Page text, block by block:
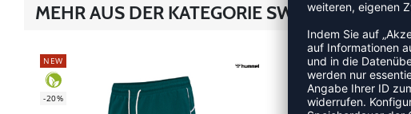
MEHR AUS DER KATEGORIE SWIMWEAR
NEW
-20%
NEW
-20%